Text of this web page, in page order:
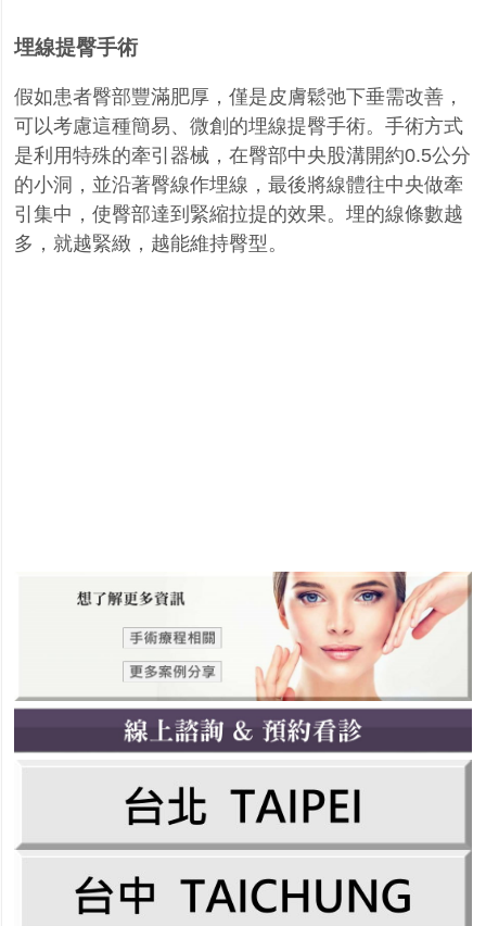
埋線提臀手術
假如患者臀部豐滿肥厚，僅是皮膚鬆弛下垂需改善，
可以考慮這種簡易、微創的埋線提臀手術。手術方式
是利用特殊的牽引器械，在臀部中央股溝開約0.5公分
的小洞，並沿著臀線作埋線，最後將線體往中央做牽
引集中，使臀部達到緊縮拉提的效果。埋的線條數越
多，就越緊緻，越能維持臀型。